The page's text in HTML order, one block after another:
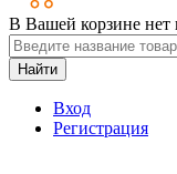
В Вашей корзине нет
Найти
Вход
Регистрация